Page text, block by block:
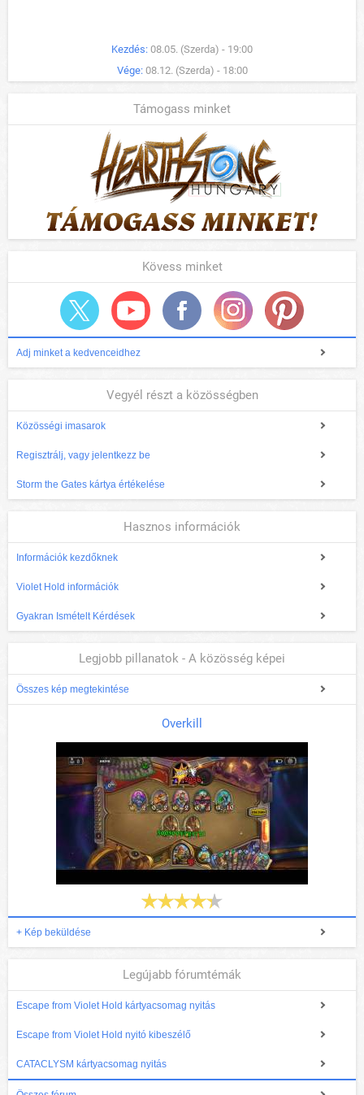
Kezdés: 08.05. (Szerda) - 19:00
Vége: 08.12. (Szerda) - 18:00
Támogass minket
Kövess minket
Adj minket a kedvenceidhez
Vegyél részt a közösségben
Közösségi imasarok
Regisztrálj, vagy jelentkezz be
Storm the Gates kártya értékelése
Hasznos információk
Információk kezdőknek
Violet Hold információk
Gyakran Ismételt Kérdések
Legjobb pillanatok - A közösség képei
Összes kép megtekintése
Overkill
+ Kép beküldése
Legújabb fórumtémák
Escape from Violet Hold kártyacsomag nyitás
Escape from Violet Hold nyitó kibeszélő
CATACLYSM kártyacsomag nyitás